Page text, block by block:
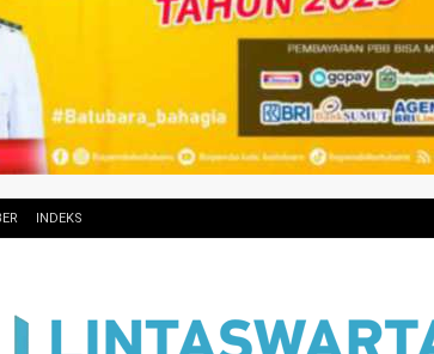
INDEKS